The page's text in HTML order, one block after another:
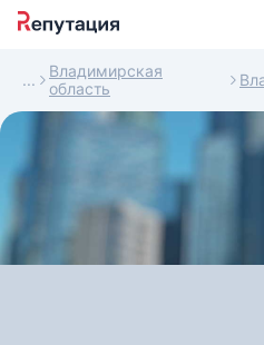
Владимирская
область